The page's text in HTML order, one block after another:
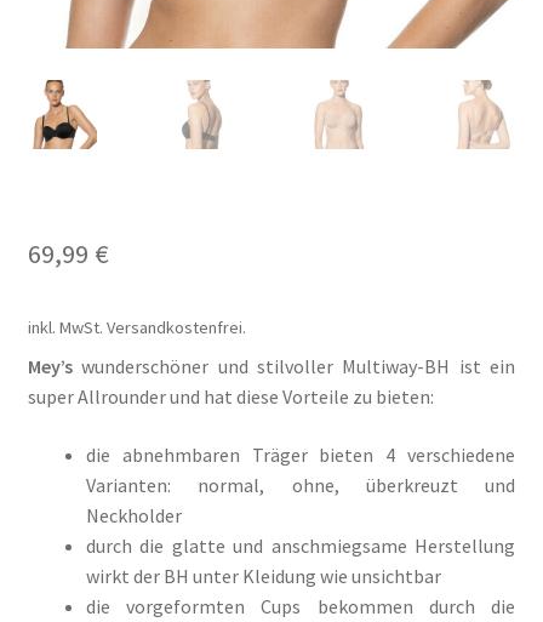
Cassa
Checkout
Cookie-Richtlinie
Echtheit von Bewertungen
Forma de pagamento
Il mio conto
Impresso
Impressum
69,99 €
inkl. MwSt. Versandkostenfrei.
Mey’swunderschöner und stilvoller Multiway-BH ist ein
super Allrounder und hat diese Vorteile zu bieten:
die abnehmbaren Träger bieten 4 verschiedene
Varianten: normal, ohne, überkreuzt und
Neckholder
durch die glatte und anschmiegsame Herstellung
wirkt der BH unter Kleidung wie unsichtbar
die vorgeformten Cups bekommen durch die